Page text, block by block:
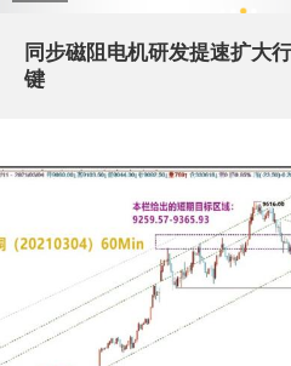
同步磁阻电机研发提速扩大
键